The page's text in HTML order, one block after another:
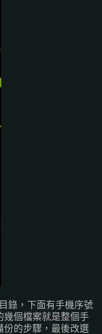
錄，下面有手機序號
幾個檔案就是整個手
份的步驟，最後改選